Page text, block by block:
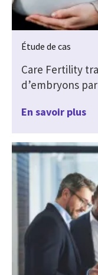
Étude de cas
Care Fertility
d’embryons
En savoir plus